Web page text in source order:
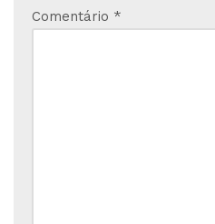
Comentário *